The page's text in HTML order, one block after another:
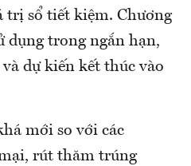
trị sổ tiết kiệm. Chương
dụng trong ngắn hạn,
dự kiến kết thúc vào
mới so với các
rút thăm trúng